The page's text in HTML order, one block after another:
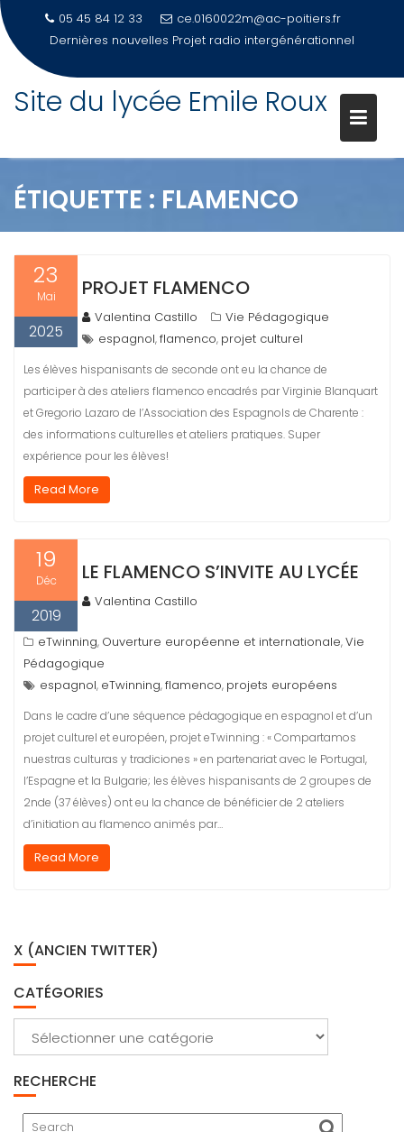
Skip
05 45 84 12 33
ce.0160022m@ac-poitiers.fr
Dernières nouvelles Projet radio intergénérationnel
Site du lycée Emile Roux
ÉTIQUETTE : FLAMENCO
23
Mai
2025
PROJET FLAMENCO
Valentina Castillo
Vie Pédagogique
espagnol,flamenco, projet culturel
Les élèves hispanisants de seconde ont eu la chance de
participer à des ateliers flamenco encadrés par Virginie Blanquart
et Gregorio Lazaro de l’Association des Espagnols de Charente :
des informations culturelles et ateliers pratiques. Super
expérience pour les élèves!
Read More
19
Déc
2019
LE FLAMENCO S’INVITE AU LYCÉE
Valentina Castillo
eTwinning, Ouverture européenne et internationale,Vie
Pédagogique
espagnol, eTwinning,flamenco, projets européens
Dans le cadre d’une séquence pédagogique en espagnol et d’un
projet culturel et européen, projet eTwinning : « Compartamos
nuestras culturas y tradiciones » en partenariat avec le Portugal,
l’Espagne et la Bulgarie; les élèves hispanisants de 2 groupes de
2nde (37 élèves) ont eu la chance de bénéficier de 2 ateliers
d’initiation au flamenco animés par…
Read More
X (ANCIEN TWITTER)
CATÉGORIES
RECHERCHE